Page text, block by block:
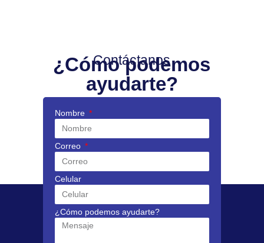
Contáctanos
¿Cómo podemos
ayudarte?
Nombre
Correo
Celular
¿Cómo podemos ayudarte?